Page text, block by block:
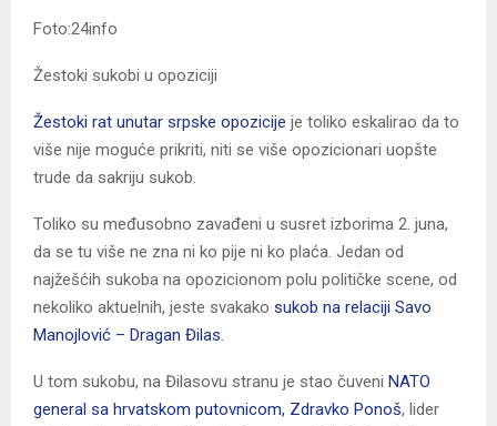
Foto:24info
Žestoki sukobi u opoziciji
Žestoki rat unutar srpske opozicije je toliko eskalirao da to
više nije moguće prikriti, niti se više opozicionari uopšte
trude da sakriju sukob.
Toliko su međusobno zavađeni u susret izborima 2. juna,
da se tu više ne zna ni ko pije ni ko plaća. Jedan od
najžešćih sukoba na opozicionom polu političke scene, od
nekoliko aktuelnih, jeste svakako sukob na relaciji Savo
Manojlović – Dragan Đilas.
U tom sukobu, na Đilasovu stranu je stao čuveni NATO
general sa hrvatskom putovnicom, Zdravko Ponoš, lider